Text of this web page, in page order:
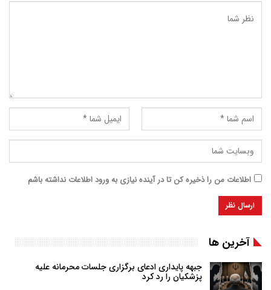
اطلاعات من را ذخیره کن تا در آینده نیازی به ورود اطلاعات نداشته باشم
آخرین ها
جبهه پایداری ادعای برگزاری جلسات محرمانه علیه
پزشکیان را رد کرد